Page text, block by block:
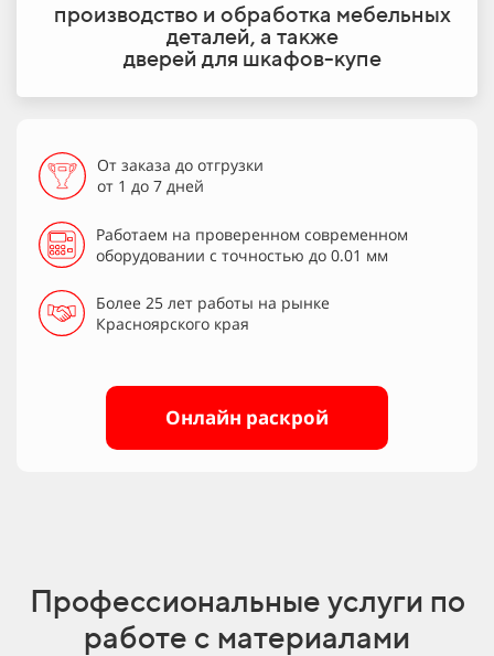
производство и обработка мебельных
деталей, а также
дверей для шкафов-купе
От заказа до отгрузки
от 1 до 7 дней
Работаем на проверенном современном
оборудовании с точностью до 0.01 мм
Более 25 лет работы на рынке
Красноярского края
Онлайн раскрой
Профессиональные услуги по
работе с материалами